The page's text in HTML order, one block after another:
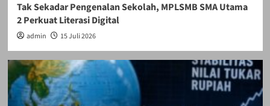
Tak Sekadar Pengenalan Sekolah, MPLSMB SMA Utama
2 Perkuat Literasi Digital
admin 15 Juli 2026